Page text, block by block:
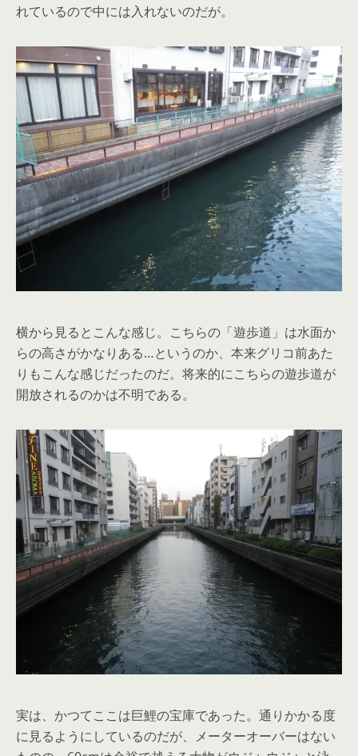
れているので中には入れないのだが。
横から見るとこんな感じ。こちらの「遊歩道」は水面か
らの高さがかなりある…というのか、本来グリコ前あた
りもこんな感じだったのだ。将来的にこちらの遊歩道が
開放されるのかは不明である。
実は、かつてここは巨鯉の宝庫であった。通りかかる度
に見るようにしているのだが、メーターオーバーはない